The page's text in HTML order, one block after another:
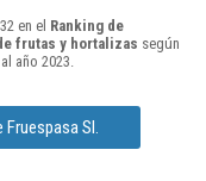
en el Ranking de
frutas y hortalizas según
año 2023.
Sl.